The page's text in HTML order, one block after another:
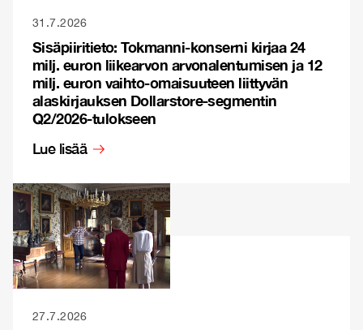
31.7.2026
Sisäpiiritieto: Tokmanni-konserni kirjaa 24
milj. euron liikearvon arvonalentumisen ja 12
milj. euron vaihto-omaisuuteen liittyvän
alaskirjauksen Dollarstore-segmentin
Q2/2026-tulokseen
Lue lisää
27.7.2026